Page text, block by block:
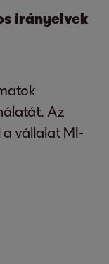
irányelvek
Az
a vállalat MI-